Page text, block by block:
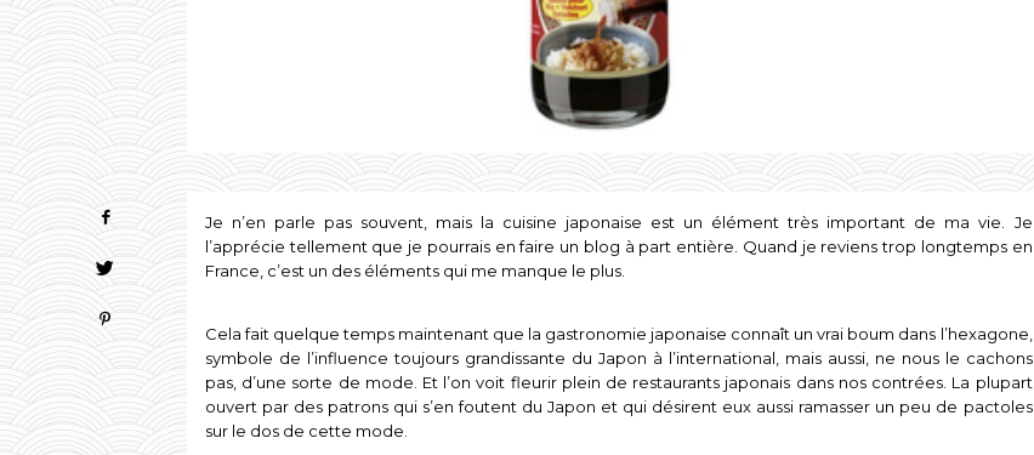
Je n’en parle pas souvent, mais la cuisine japonaise est un élément très important de ma vie. Je
l’apprécie tellement que je pourrais en faire un blog à part entière. Quand je reviens trop longtemps en
France, c’est un des éléments qui me manque le plus.
Cela fait quelque temps maintenant que la gastronomie japonaise connaît un vrai boum dans l’hexagone,
symbole de l’influence toujours grandissante du Japon à l’international, mais aussi, ne nous le cachons
pas, d’une sorte de mode. Et l’on voit fleurir plein de restaurants japonais dans nos contrées. La plupart
ouvert par des patrons qui s’en foutent du Japon et qui désirent eux aussi ramasser un peu de pactoles
sur le dos de cette mode.